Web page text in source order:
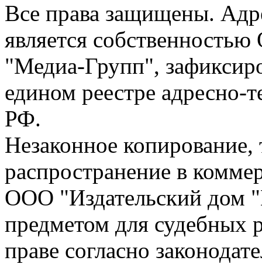
Все права защищены.
является
"Медиа-Групп",
едином реестре адресно-
РФ.
Незаконное
распространение в
ООО "Издательский дом
предметом для судебных
праве согласно